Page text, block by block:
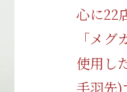
心に22
「メ
使用し
手羽先)